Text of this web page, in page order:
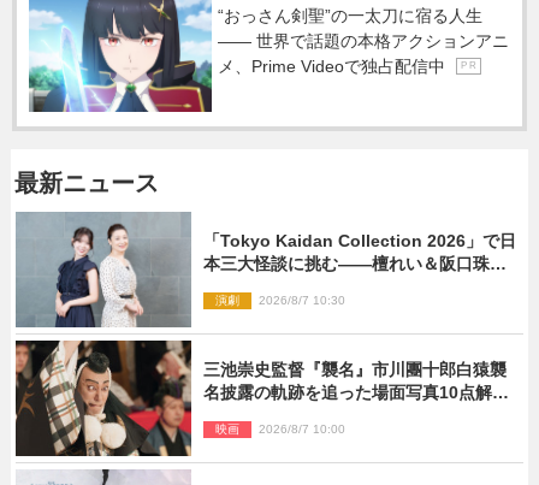
“おっさん剣聖”の一太刀に宿る人生
―― 世界で話題の本格アクションアニ
メ、Prime Videoで独占配信中
P R
最新ニュース
「Tokyo Kaidan Collection 2026」で日
本三大怪談に挑む――檀れい＆阪口珠美
演劇 2026/8/7 10:30
三池崇史監督『襲名』市川團十郎白猿襲
名披露の軌跡を追った場面写真10点解
映画 2026/8/7 10:00